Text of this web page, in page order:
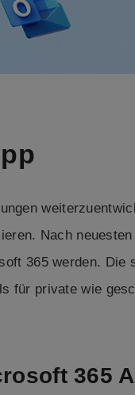
Nach neuesten
365 werden. Die
für private wie
365